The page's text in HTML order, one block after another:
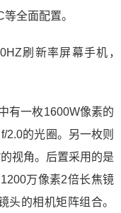
全面配置。
有一枚1600W像素的
2.0的光圈。另一枚则
视角。后置采用的是
万像素2倍长焦镜
头的相机矩阵组合。